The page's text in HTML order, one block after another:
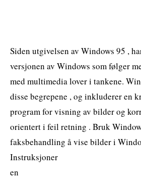
Siden utgivelsen av Windows 95 ,
versjonen av Windows som følger
med multimedia lover i tankene.
disse begrepene , og inkluderer en
program for visning av bilder og
orientert i feil retning . Bruk
faksbehandling å vise bilder i
Instruksjoner
en